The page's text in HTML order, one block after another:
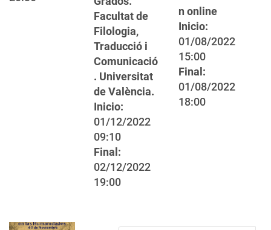
Facultat de
Filologia,
Traducció i
Comunicació
. Universitat
de València.
Inicio:
01/12/2022
09:10
Final:
02/12/2022
19:00
n online
Inicio:
01/08/2022
15:00
Final:
01/08/2022
18:00